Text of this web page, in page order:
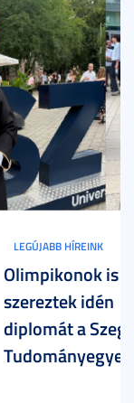
LEGÚJABB HÍREINK
Olimpikonok is
szereztek idén
diplomát a